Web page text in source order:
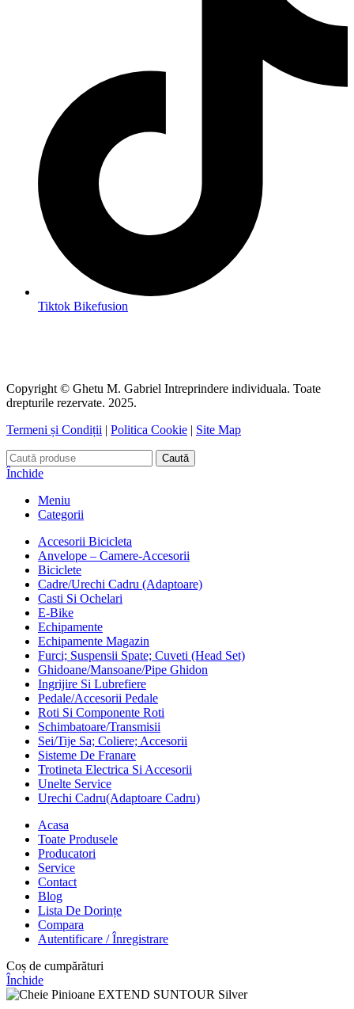
Tiktok Bikefusion
Copyright © Ghetu M. Gabriel Intreprindere individuala. Toate
drepturile rezervate. 2025.
Termeni și Condiții | Politica Cookie | Site Map
Caută
Închide
Meniu
Categorii
Accesorii Bicicleta
Anvelope – Camere-Accesorii
Biciclete
Cadre/Urechi Cadru (Adaptoare)
Casti Si Ochelari
E-Bike
Echipamente
Echipamente Magazin
Furci; Suspensii Spate; Cuveti (Head Set)
Ghidoane/Mansoane/Pipe Ghidon
Ingrijire Si Lubrefiere
Pedale/Accesorii Pedale
Roti Si Componente Roti
Schimbatoare/Transmisii
Sei/Tije Sa; Coliere; Accesorii
Sisteme De Franare
Trotineta Electrica Si Accesorii
Unelte Service
Urechi Cadru(Adaptoare Cadru)
Acasa
Toate Produsele
Producatori
Service
Contact
Blog
Lista De Dorințe
Compara
Autentificare / Înregistrare
Coș de cumpărături
Închide